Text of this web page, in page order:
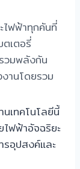
ไฟฟ้าทุกคันที่
เตอรี่
วมพลังกัน
านโดยรวม
เทคโนโลยีนี้
ไฟฟ้าอัจฉริยะ
อุปสงค์และ